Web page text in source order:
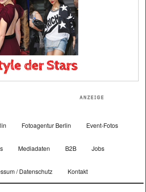
Fotoagentur Berlin Event-Fotos
Mediadaten B2B Jobs
/ Datenschutz Kontakt